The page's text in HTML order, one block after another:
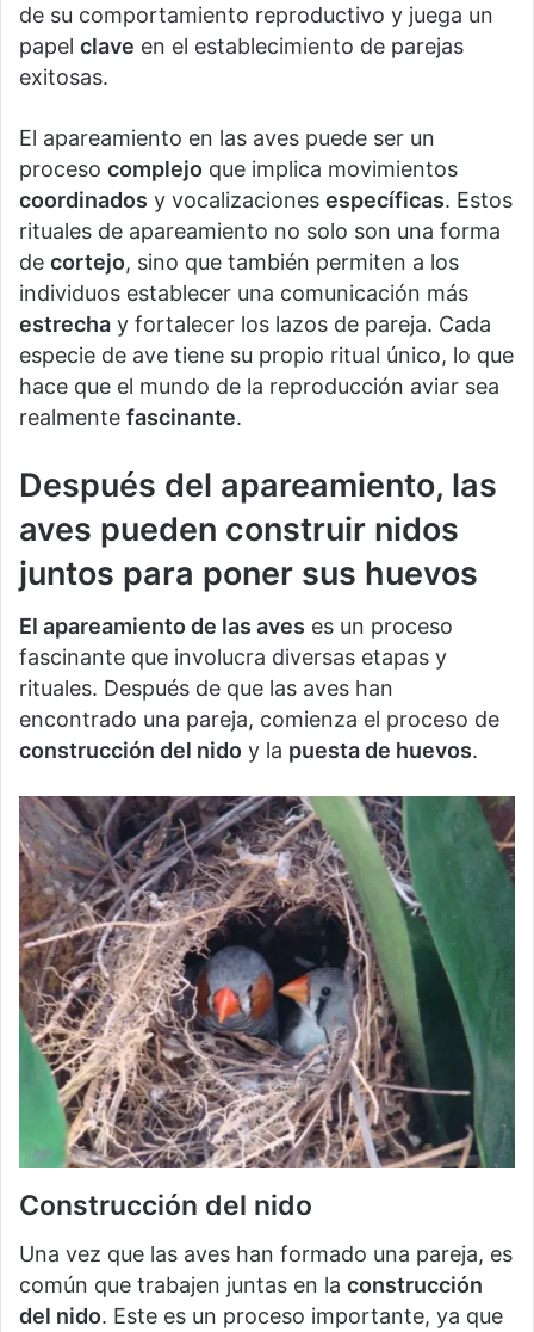
de su comportamiento reproductivo y juega un
papel clave en el establecimiento de parejas
exitosas.
El apareamiento en las aves puede ser un
proceso complejo que implica movimientos
coordinados y vocalizaciones específicas. Estos
rituales de apareamiento no solo son una forma
de cortejo, sino que también permiten a los
individuos establecer una comunicación más
estrecha y fortalecer los lazos de pareja. Cada
especie de ave tiene su propio ritual único, lo que
hace que el mundo de la reproducción aviar sea
realmente fascinante.
Después del apareamiento, las
aves pueden construir nidos
juntos para poner sus huevos
El apareamiento de las aves es un proceso
fascinante que involucra diversas etapas y
rituales. Después de que las aves han
encontrado una pareja, comienza el proceso de
construcción del nido y la puesta de huevos.
Construcción del nido
Una vez que las aves han formado una pareja, es
común que trabajen juntas en la construcción
del nido. Este es un proceso importante, ya que